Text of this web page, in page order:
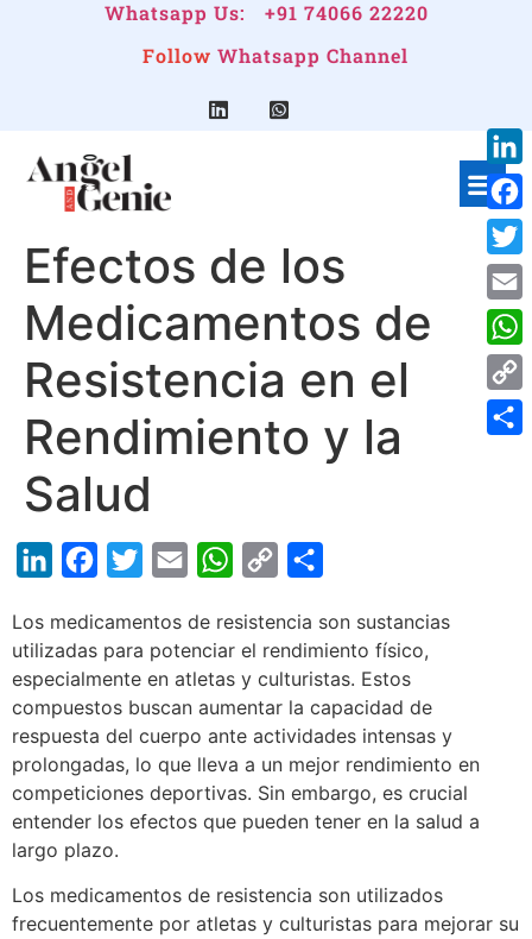
Whatsapp Us:
+91 74066 22220
Follow Whatsapp Channel
Efectos de los
Medicamentos de
Resistencia en el
Rendimiento y la
Salud
LinkedInFacebook
TwitterEmail WhatsApp
Copy
Los medicamentos de resistencia son sustancias
utilizadas para potenciar el rendimiento físico,
especialmente en atletas y culturistas. Estos
compuestos buscan aumentar la capacidad de
respuesta del cuerpo ante actividades intensas y
prolongadas, lo que lleva a un mejor rendimiento en
competiciones deportivas. Sin embargo, es crucial
entender los efectos que pueden tener en la salud a
largo plazo.
Los medicamentos de resistencia son utilizados
frecuentemente por atletas y culturistas para mejorar su